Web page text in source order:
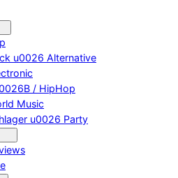
u0026 Alternative
/ HipHop
Music
u0026 Party